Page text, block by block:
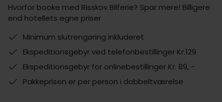
Hvorfor booke med Risskov Bilferie? Spar mere! Billigere
end hotellets egne priser
Minimum slutrengøring inkluderet
Ekspeditionsgebyr ved telefonbestillinger Kr.129
Ekspeditionsgebyr for onlinebestillinger Kr. 89, -
Pakkeprisen er per person i dobbeltværelse